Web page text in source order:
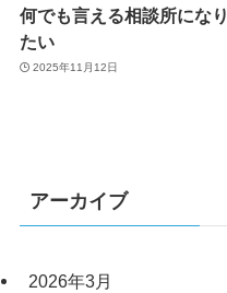
何でも言える相談所になり
たい
2025年11月12日
アーカイブ
2026年3月